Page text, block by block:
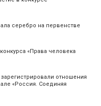
серебро на первенстве
«Права человека
отношения
«Россия. Соединяя